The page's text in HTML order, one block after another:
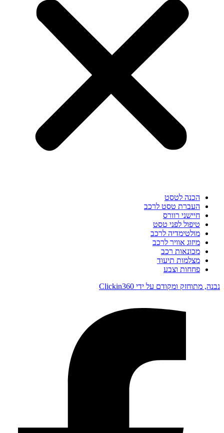
הכנה לטסט
העברת טסט לרכב
חיישני רוורס
טיפול לפני טסט
מולטימדיה לרכב
מיזוג אוויר לרכב
מכונאות רכב
מצלמות תיעוד
פחחות וצבע
נבנה, מתוחזק ומקודם על ידי Clickin360